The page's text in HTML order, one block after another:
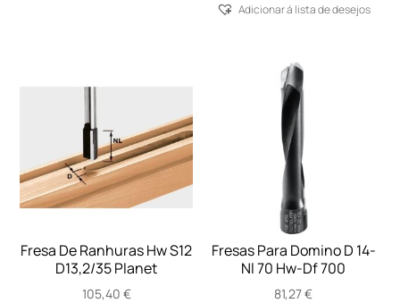
Adicionar á lista de desejos
Fresa De Ranhuras Hw S12
D13,2/35 Planet
105,40 €
Fresas Para Domino D 14-
Nl 70 Hw-Df 700
81,27€